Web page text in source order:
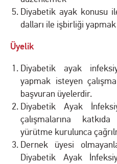
Diyabetik ayak konusu
dalları ile işbirliği yapmak
Üyelik
Diyabetik ayak
yapmak isteyen
başvuran üyelerdir.
Diyabetik Ayak
çalışmalarına
yürütme kurulunca
Dernek üyesi
Diyabetik Ayak